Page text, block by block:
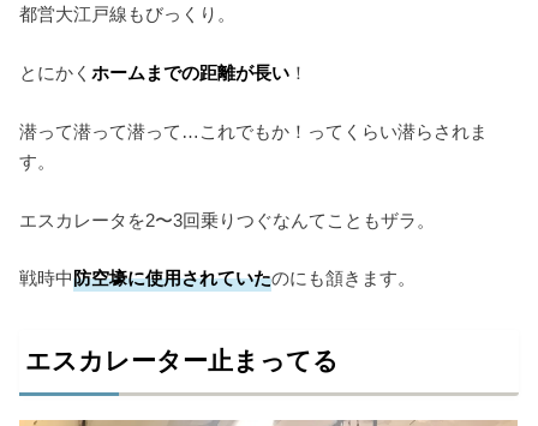
都営大江戸線もびっくり。
とにかくホームまでの距離が長い ！
潜って潜って潜って…これでもか！ってくらい潜らされま
す。
エスカレータを2〜3回乗りつぐなんてこともザラ。
戦時中防空壕に使用されていたのにも頷きます。
エスカレーター止まってる